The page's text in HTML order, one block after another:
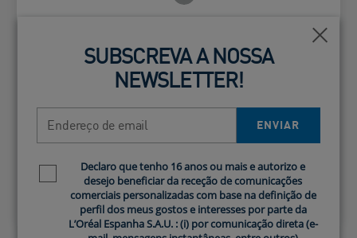
Não Comedogénico
Não obstrui os poros.
SUBSCREVA A NOSSA
NEWSLETTER!
ENVIAR
Newsletter policy
Declaro que tenho 16 anos ou mais e autorizo e
desejo beneficiar da receção de comunicações
comerciais personalizadas com base na definição de
perfil dos meus gostos e interesses por parte da
L’Oréal Espanha S.A.U. : (i) por comunicação direta (e-
SUBSCREVA A NOSSA
NEWSLETTER!
ENVIAR
Newsletter policy
Declaro que tenho 16 anos ou mais e autorizo e
desejo beneficiar da receção de comunicações
comerciais personalizadas com base na definição de
perfil dos meus gostos e interesses por parte da
L’Oréal Espanha S.A.U. : (i) por comunicação direta (e-